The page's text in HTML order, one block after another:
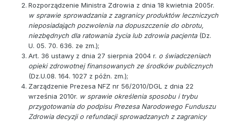
Rozporządzenie Ministra Zdrowia z dnia 18 kwietnia 2005r.
w sprawie sprowadzania z zagranicy produktów leczniczych
nieposiadająch pozwolenia na dopuszczenie do obrotu,
niezbędnych dla ratowania życia lub zdrowia pacjenta(Dz.
U. 05. 70. 636. ze zm.);
Art. 36 ustawy z dnia 27 sierpnia 2004 r. o świadczeniach
opieki zdrowotnej finansowanych ze środków publicznych
(Dz.U.08. 164. 1027 z późn. zm.);
Zarządzenie Prezesa NFZ nr 56/2010/DGL z dnia 22
września 2010r. w sprawie określenia sposobu i trybu
przygotowania do podpisu Prezesa Narodowego Funduszu
Zdrowia decyzji o refundacji sprowadzanych z zagranicy